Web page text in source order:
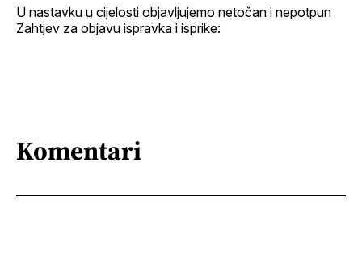
U nastavku u cijelosti objavljujemo netočan i nepotpun
Zahtjev za objavu ispravka i isprike:
Komentari